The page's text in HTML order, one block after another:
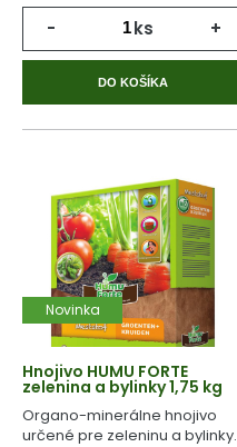
- ks +
DO KOŠÍKA
Novinka
Hnojivo HUMU FORTE
zelenina a bylinky 1,75 kg
Organo-minerálne hnojivo
určené pre zeleninu a bylinky.